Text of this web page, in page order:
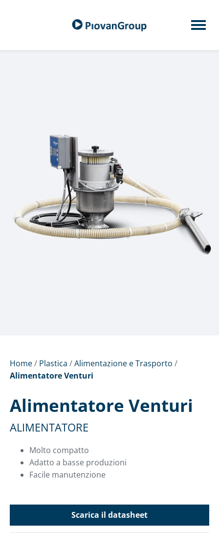
Home/ Plastica /Alimentazione e Trasporto /
Alimentatore Venturi
Alimentatore Venturi
ALIMENTATORE
Molto compatto
Adatto a basse produzioni
Facile manutenzione
Scarica il datasheet